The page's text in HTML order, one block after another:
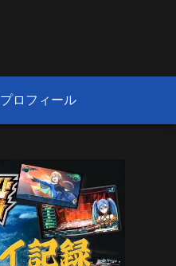
プロフィール